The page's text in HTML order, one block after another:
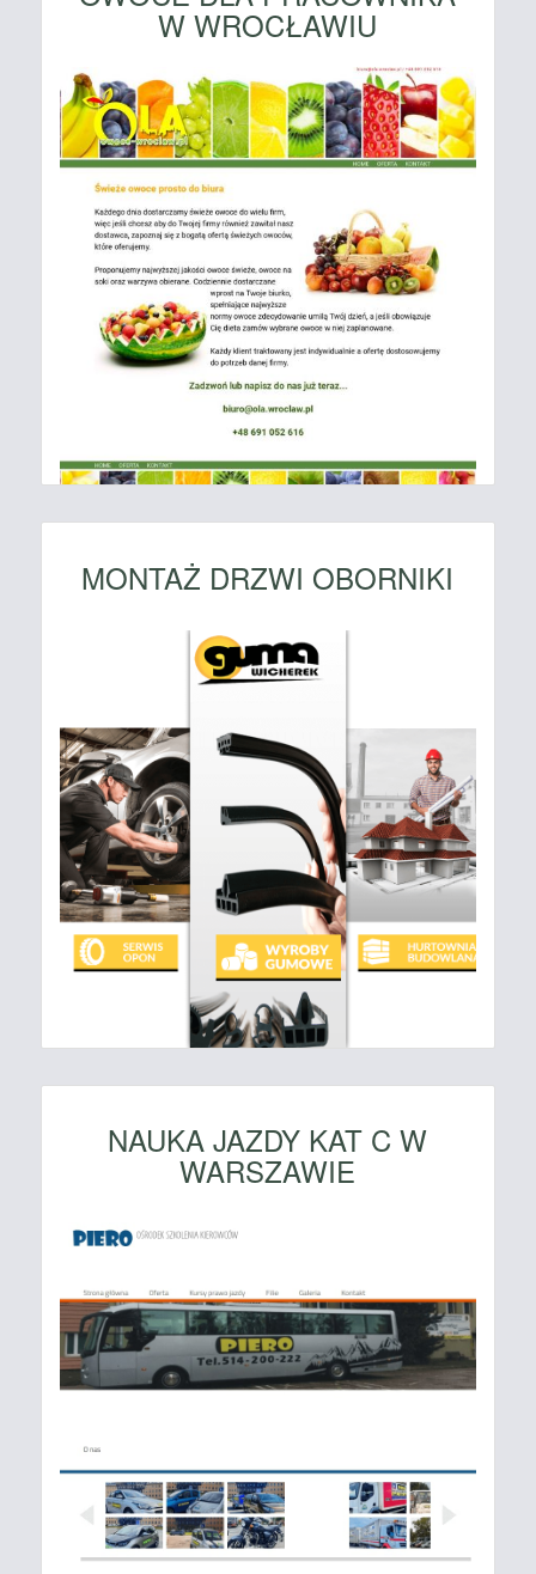
W WROCŁAWIU
MONTAŻ DRZWI OBORNIKI
NAUKA JAZDY KAT C W
WARSZAWIE